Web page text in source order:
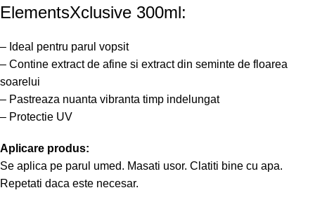
ElementsXclusive 300ml:
– Ideal pentru parul vopsit
– Contine extract de afine si extract din seminte de floarea
soarelui
– Pastreaza nuanta vibranta timp indelungat
– Protectie UV
Aplicare produs:
Se aplica pe parul umed. Masati usor. Clatiti bine cu apa.
Repetati daca este necesar.